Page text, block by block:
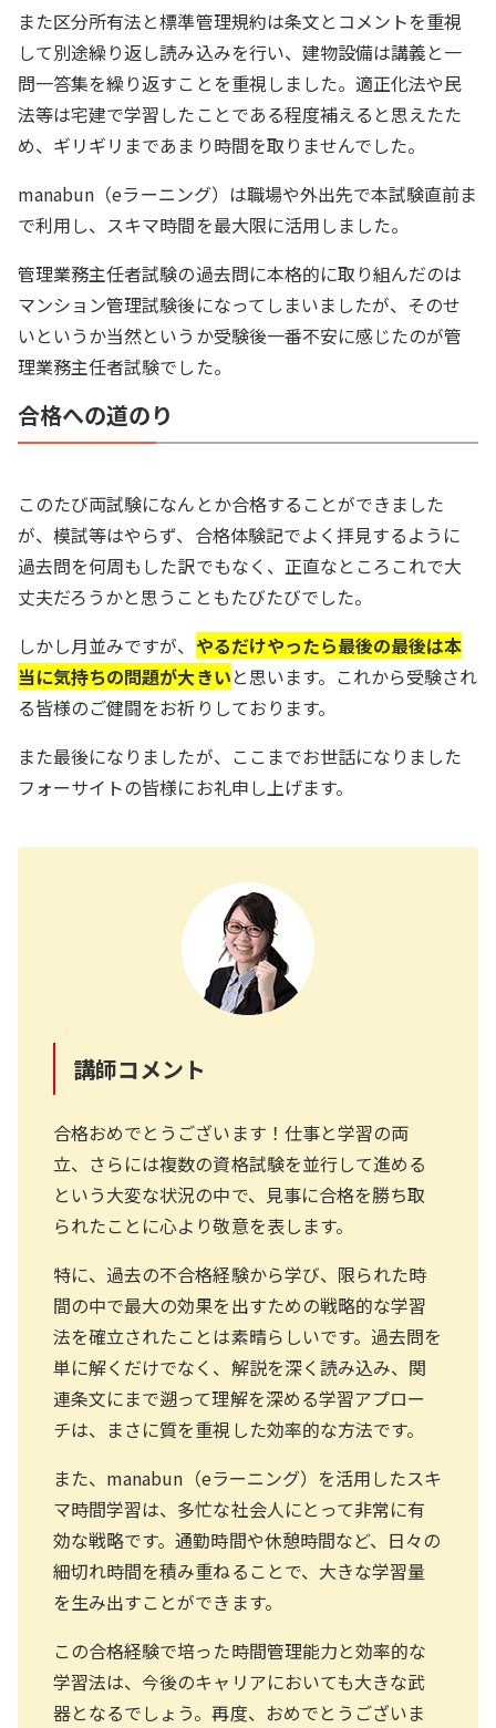
また区分所有法と標準管理規約は条文とコメントを重視
して別途繰り返し読み込みを行い、建物設備は講義と一
問一答集を繰り返すことを重視しました。適正化法や民
法等は宅建で学習したことである程度補えると思えたた
め、ギリギリまであまり時間を取りませんでした。
manabun（eラーニング）は職場や外出先で本試験直前ま
で利用し、スキマ時間を最大限に活用しました。
管理業務主任者試験の過去問に本格的に取り組んだのは
マンション管理試験後になってしまいましたが、そのせ
いというか当然というか受験後一番不安に感じたのが管
理業務主任者試験でした。
合格への道のり
このたび両試験になんとか合格することができました
が、模試等はやらず、合格体験記でよく拝見するように
過去問を何周もした訳でもなく、正直なところこれで大
丈夫だろうかと思うこともたびたびでした。
しかし月並みですが、 やるだけやったら最後の最後は本
当に気持ちの問題が大きいと思います。これから受験され
る皆様のご健闘をお祈りしております。
また最後になりましたが、ここまでお世話になりました
フォーサイトの皆様にお礼申し上げます。
講師コメント
合格おめでとうございます！仕事と学習の両
立、さらには複数の資格試験を並行して進める
という大変な状況の中で、見事に合格を勝ち取
られたことに心より敬意を表します。
特に、過去の不合格経験から学び、限られた時
間の中で最大の効果を出すための戦略的な学習
法を確立されたことは素晴らしいです。過去問を
単に解くだけでなく、解説を深く読み込み、関
連条文にまで遡って理解を深める学習アプロー
チは、まさに質を重視した効率的な方法です。
また、manabun（eラーニング）を活用したスキ
マ時間学習は、多忙な社会人にとって非常に有
効な戦略です。通勤時間や休憩時間など、日々の
細切れ時間を積み重ねることで、大きな学習量
を生み出すことができます。
この合格経験で培った時間管理能力と効率的な
学習法は、今後のキャリアにおいても大きな武
器となるでしょう。再度、おめでとうございま